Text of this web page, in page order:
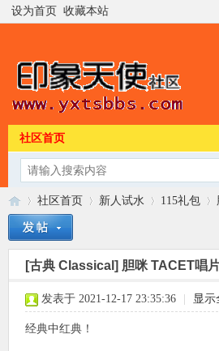
设为首页 收藏本站
社区首页
»
社区首页
›
新人试水
›
115礼包
›
[古典 Classical] 胆咪 TACET唱
发表于 2021-12-17 23:35:36 显示
经典中红典！